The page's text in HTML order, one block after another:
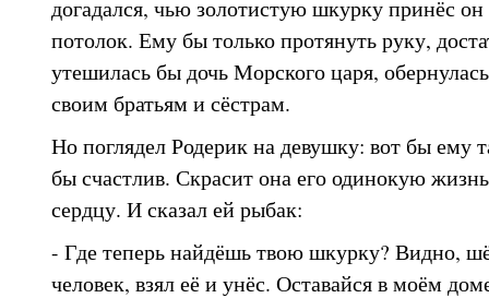
догадался, чью золотистую шкурку принёс
потолок. Ему бы только протянуть руку,
утешилась бы дочь Морского царя,
своим братьям и сёстрам.
Но поглядел Родерик на девушку: вот бы ему
бы счастлив. Скрасит она его одинокую
сердцу. И сказал ей рыбак:
- Где теперь найдёшь твою шкурку? Видно,
человек, взял её и унёс. Оставайся в моём